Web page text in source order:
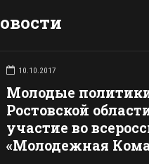
10.10.2017
Молодые
Ростовской
участие во
«Молодежная